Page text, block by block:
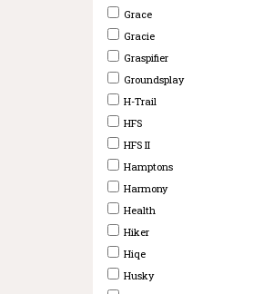
Grace
Gracie
Graspifier
Groundsplay
H-Trail
HFS
HFS II
Hamptons
Harmony
Health
Hiker
Hiqe
Husky